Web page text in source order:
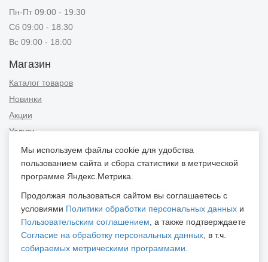
Пн-Пт 09:00 - 19:30
Сб 09:00 - 18:30
Вс 09:00 - 18:00
Магазин
Каталог товаров
Новинки
Акции
Услуги
Информация
Публичная оферта
Контакты
Положение об обработке персональных данных
Пользовательское соглашение
Согласие на обработку персональных данных
Мы используем файлы cookie для удобства
пользованием сайта и сбора статистики в метрической
программе Яндекс.Метрика.
Продолжая пользоваться сайтом вы соглашаетесь с
условиями Политики обработки персональных данных и
Пользовательским соглашением , а также подтверждаете
Согласие на обработку персональных данных , в т.ч.
собираемых метрическими программами